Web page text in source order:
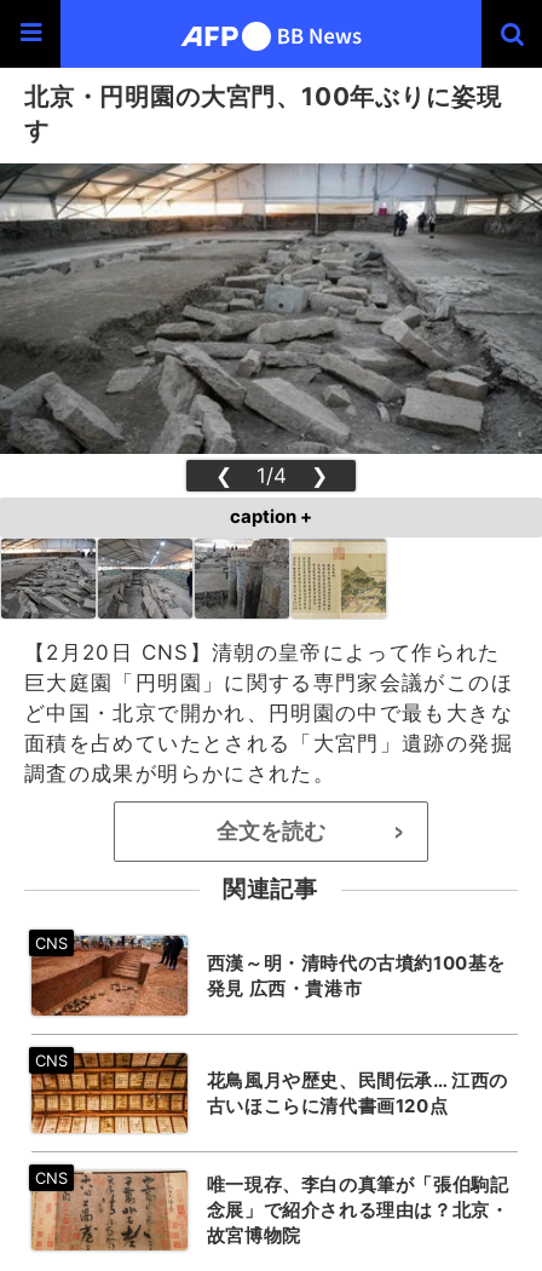
北京・円明園の大宮門、100年ぶりに姿現
す
❮ 1/4 ❯
caption +
【2月20日 CNS】清朝の皇帝によって作られた
巨大庭園「円明園」に関する専門家会議がこのほ
ど中国・北京で開かれ、円明園の中で最も大きな
面積を占めていたとされる「大宮門」遺跡の発掘
調査の成果が明らかにされた。
全文を読む >
関連記事
西漢～明・清時代の古墳約100基を
発見 広西・貴港市
花鳥風月や歴史、民間伝承… 江西の
古いほこらに清代書画120点
唯一現存、李白の真筆が「張伯駒記
念展」で紹介される理由は？北京・
故宮博物院